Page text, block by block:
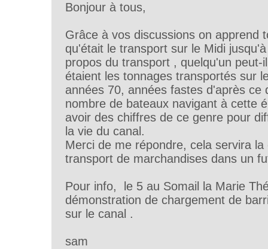
Bonjour à tous,
Grâce à vos discussions on apprend
qu'était le transport sur le Midi
propos du transport , quelqu'un peut-
étaient les tonnages transportés sur
années 70, années fastes d'après ce
nombre de bateaux navigant à cette
avoir des chiffres de ce genre pour
la vie du canal.
Merci de me répondre, cela servira
transport de marchandises dans un
Pour info, le 5 au Somail la Marie
démonstration de chargement de
sur le canal .
sam